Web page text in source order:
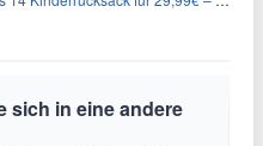
sich in eine andere